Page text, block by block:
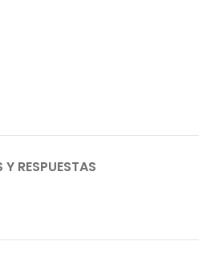
Y RESPUESTAS